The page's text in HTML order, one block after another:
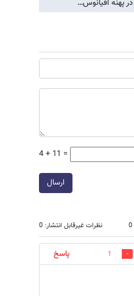
4 + 11 =
ارسال
نظرات غیرقابل انتشار: 0
1
پاسخ